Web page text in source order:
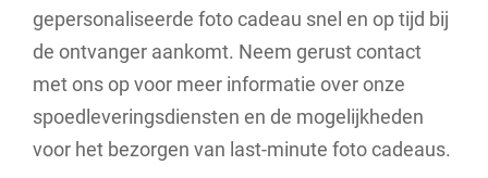
gepersonaliseerde foto cadeau snel en op tijd bij
de ontvanger aankomt. Neem gerust contact
met ons op voor meer informatie over onze
spoedleveringsdiensten en de mogelijkheden
voor het bezorgen van last-minute foto cadeaus.